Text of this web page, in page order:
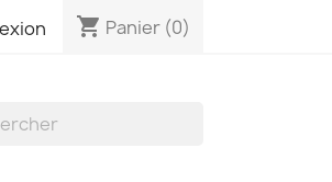
shopping_cart Panier (0)